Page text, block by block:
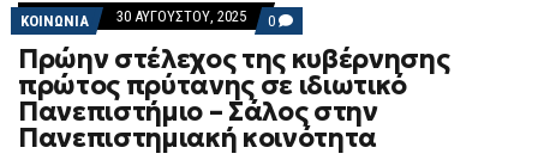
ΚΟΙΝΩΝΙΑ 30 ΑΥΓΟΎΣΤΟΥ, 2025 0 COMMENTS
ON
ΠΡΏΗΝ
ΣΤΈΛΕΧΟΣ
ΤΗΣ
ΚΥΒΈΡΝΗΣΗΣ
ΠΡΏΤΟΣ
ΠΡΎΤΑΝΗΣ
Πρώην στέλεχος της κυβέρνησης
πρώτος πρύτανης σε ιδιωτικό
Πανεπιστήμιο – Σάλος στην
Πανεπιστημιακή κοινότητα